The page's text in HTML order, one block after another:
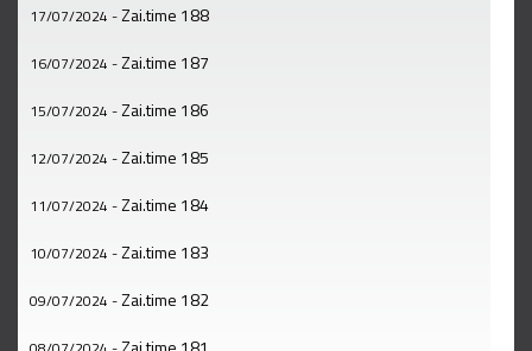
17/07/2024 -Zai.time 188
16/07/2024 -Zai.time 187
15/07/2024 -Zai.time 186
12/07/2024 -Zai.time 185
11/07/2024 -Zai.time 184
10/07/2024 -Zai.time 183
09/07/2024 -Zai.time 182